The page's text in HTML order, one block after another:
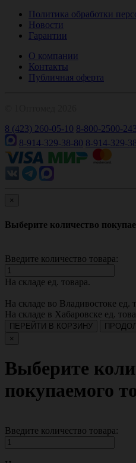
Политика обработки
Новости
Гарантии
О компании
Контакты
Публичная оферта
8 (423) 260-05-10 8-800-2500-243
8-914-329-38-80 8-914-329-
×
Выберите количество
Введите количество товара:
На складе ед. товара.
На складе во Владивостоке ед.
На складе в Хабаровске ед.
ПЕРЕЙТИ В КОРЗИНУ
×
Выберите
покупаемого
Введите количество товара: